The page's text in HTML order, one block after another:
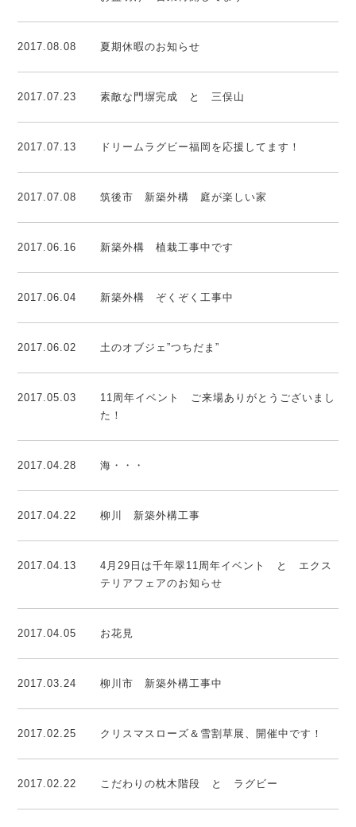
2017.08.08 夏期休暇のお知らせ
2017.07.23 素敵な門塀完成 と 三俣山
2017.07.13 ドリームラグビー福岡を応援してます！
2017.07.08 筑後市 新築外構 庭が楽しい家
2017.06.16 新築外構 植栽工事中です
2017.06.04 新築外構 ぞくぞく工事中
2017.06.02 土のオブジェ”つちだま”
2017.05.03
11周年イベント ご来場ありがとうございまし
た！
2017.04.28 海・・・
2017.04.22 柳川 新築外構工事
2017.04.13
4月29日は千年翠11周年イベント と エクス
テリアフェアのお知らせ
2017.04.05 お花見
2017.03.24 柳川市 新築外構工事中
2017.02.25 クリスマスローズ＆雪割草展、開催中です！
2017.02.22 こだわりの枕木階段 と ラグビー